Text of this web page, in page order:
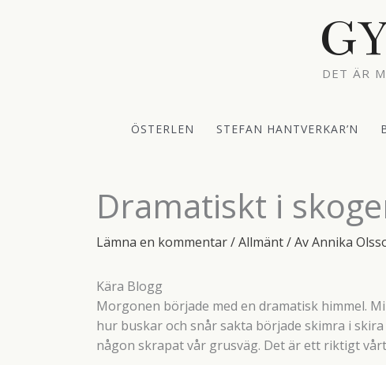
DET ÄR
ÖSTERLEN STEFAN HANTVERKAR’N
Dramatiskt i
Lämna en kommentar/Allmänt/ AvAnnika
Kära Blogg
Morgonen började med en dramatisk himmel.
hur buskar och snår sakta började skimra i
någon skrapat vår grusväg. Det är ett riktigt